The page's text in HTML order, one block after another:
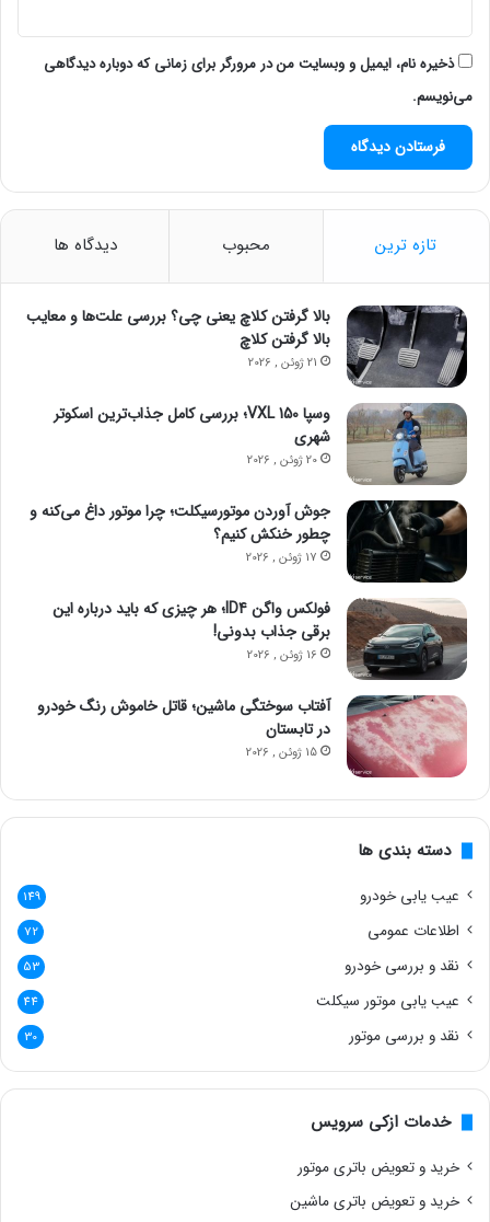
ذخیره نام، ایمیل و وبسایت من در مرورگر برای زمانی که دوباره دیدگاهی
می‌نویسم.
تازه ترین محبوب دیدگاه ها
بالا گرفتن کلاچ یعنی چی؟ بررسی علت‌ها و معایب
بالا گرفتن کلاچ
21 ژوئن , 2026
وسپا VXL 150؛ بررسی کامل جذاب‌ترین اسکوتر
شهری
20 ژوئن , 2026
جوش آوردن موتورسیکلت؛ چرا موتور داغ می‌کنه و
چطور خنکش کنیم؟
17 ژوئن , 2026
فولکس واگن ID4؛ هر چیزی که باید درباره این
برقی جذاب بدونی!
16 ژوئن , 2026
آفتاب سوختگی ماشین؛ قاتل خاموش رنگ خودرو
در تابستان
15 ژوئن , 2026
دسته بندی ها
عیب یابی خودرو 149
اطلاعات عمومی 72
نقد و بررسی خودرو 53
عیب یابی موتور سیکلت 44
نقد و بررسی موتور 30
خدمات ازکی سرویس
خرید و تعویض باتری موتور
خرید و تعویض باتری ماشین